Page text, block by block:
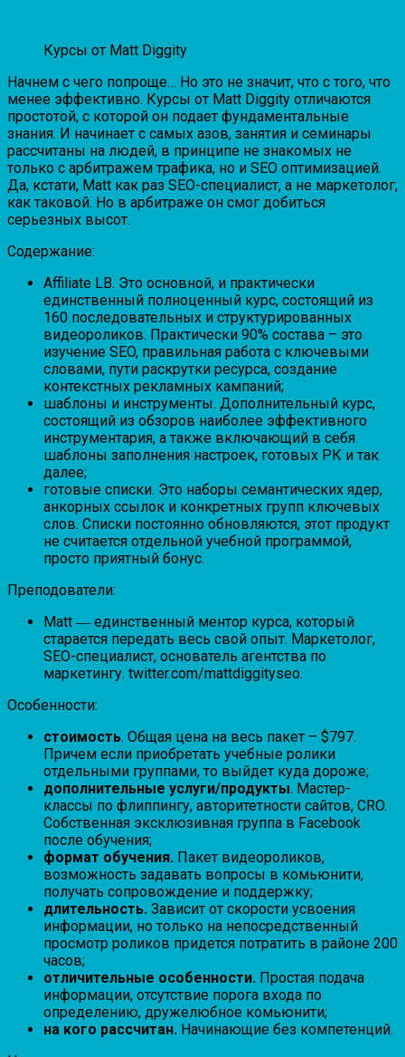
Курсы от Matt Diggity
Начнем с чего попроще… Но это не значит, что с того, что
менее эффективно. Курсы от Matt Diggity отличаются
простотой, с которой он подает фундаментальные
знания. И начинает с самых азов, занятия и семинары
рассчитаны на людей, в принципе не знакомых не
только с арбитражем трафика, но и SEO оптимизацией.
Да, кстати, Matt как раз SEO-специалист, а не маркетолог,
как таковой. Но в арбитраже он смог добиться
серьезных высот.
Содержание:
Affiliate LB. Это основной, и практически
единственный полноценный курс, состоящий из
160 последовательных и структурированных
видеороликов. Практически 90% состава – это
изучение SEO, правильная работа с ключевыми
словами, пути раскрутки ресурса, создание
контекстных рекламных кампаний;
шаблоны и инструменты. Дополнительный курс,
состоящий из обзоров наиболее эффективного
инструментария, а также включающий в себя
шаблоны заполнения настроек, готовых РК и так
далее;
готовые списки. Это наборы семантических ядер,
анкорных ссылок и конкретных групп ключевых
слов. Списки постоянно обновляются, этот продукт
не считается отдельной учебной программой,
просто приятный бонус.
Преподователи:
Matt ― единственный ментор курса, который
старается передать весь свой опыт. Маркетолог,
SEO-специалист, основатель агентства по
маркетингу. twitter.com/mattdiggityseo.
Особенности:
стоимость. Общая цена на весь пакет – $797.
Причем если приобретать учебные ролики
отдельными группами, то выйдет куда дороже;
дополнительные услуги/продукты. Мастер-
классы по флиппингу, авторитетности сайтов, CRO.
Собственная эксклюзивная группа в Facebook
после обучения;
формат обучения. Пакет видеороликов,
возможность задавать вопросы в комьюнити,
получать сопровождение и поддержку;
длительность. Зависит от скорости усвоения
информации, но только на непосредственный
просмотр роликов придется потратить в районе 200
часов;
отличительные особенности. Простая подача
информации, отсутствие порога входа по
определению, дружелюбное комьюнити;
на кого рассчитан. Начинающие без компетенций.